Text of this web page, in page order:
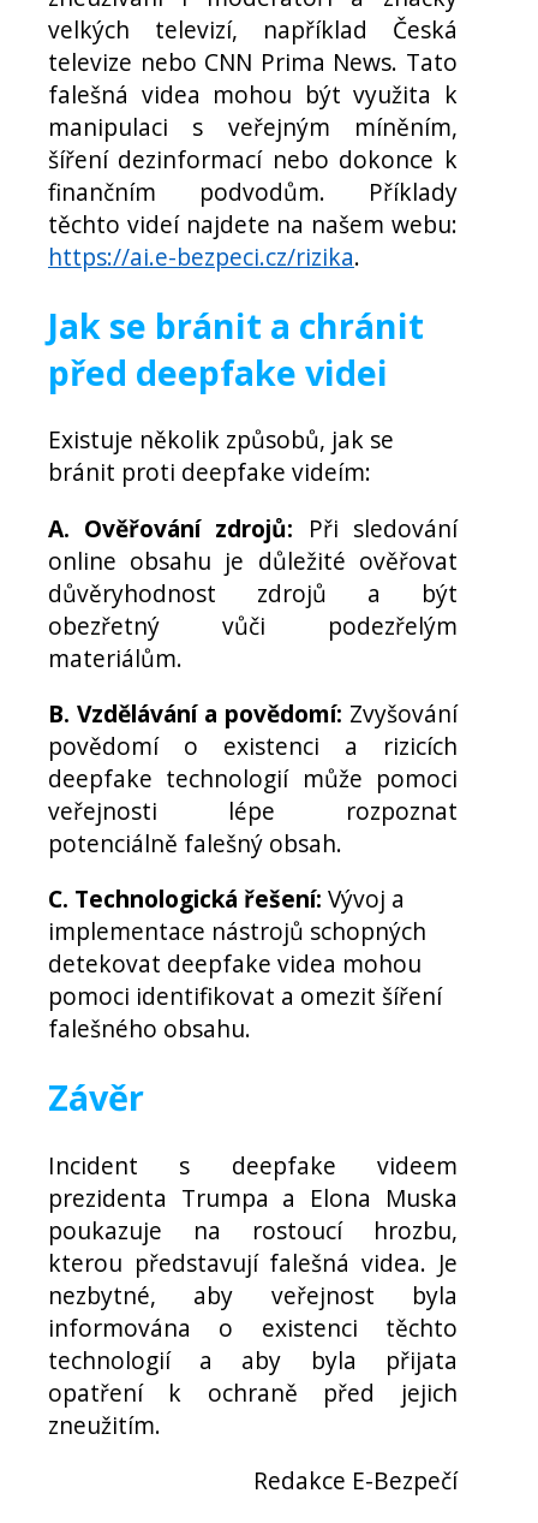
velkých televizí, například Česká
televize nebo CNN Prima News. Tato
falešná videa mohou být využita k
manipulaci s veřejným míněním,
šíření dezinformací nebo dokonce k
finančním podvodům. Příklady
těchto videí najdete na našem webu:
https://ai.e-bezpeci.cz/rizika.
Jak se bránit a chránit
před deepfake videi
Existuje několik způsobů, jak se
bránit proti deepfake videím:
A. Ověřování zdrojů: Při sledování
online obsahu je důležité ověřovat
důvěryhodnost zdrojů a být
obezřetný vůči podezřelým
materiálům.
B. Vzdělávání a povědomí: Zvyšování
povědomí o existenci a rizicích
deepfake technologií může pomoci
veřejnosti lépe rozpoznat
potenciálně falešný obsah.
C. Technologická řešení: Vývoj a
implementace nástrojů schopných
detekovat deepfake videa mohou
pomoci identifikovat a omezit šíření
falešného obsahu.
Závěr
Incident s deepfake videem
prezidenta Trumpa a Elona Muska
poukazuje na rostoucí hrozbu,
kterou představují falešná videa. Je
nezbytné, aby veřejnost byla
informována o existenci těchto
technologií a aby byla přijata
opatření k ochraně před jejich
zneužitím.
Redakce E-Bezpečí